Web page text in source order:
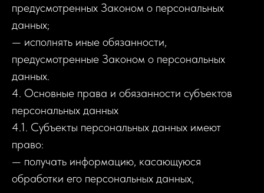
предусмотренных Законом о персональных
данных;
— исполнять иные обязанности,
предусмотренные Законом о персональных
данных.
4. Основные права и обязанности субъектов
персональных данных
4.1. Субъекты персональных данных имеют
право:
— получать информацию, касающуюся
обработки его персональных данных,